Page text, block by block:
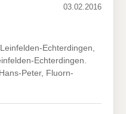
03.02.2016
Echterdingen,
Echterdingen.
Peter, Fluorn-